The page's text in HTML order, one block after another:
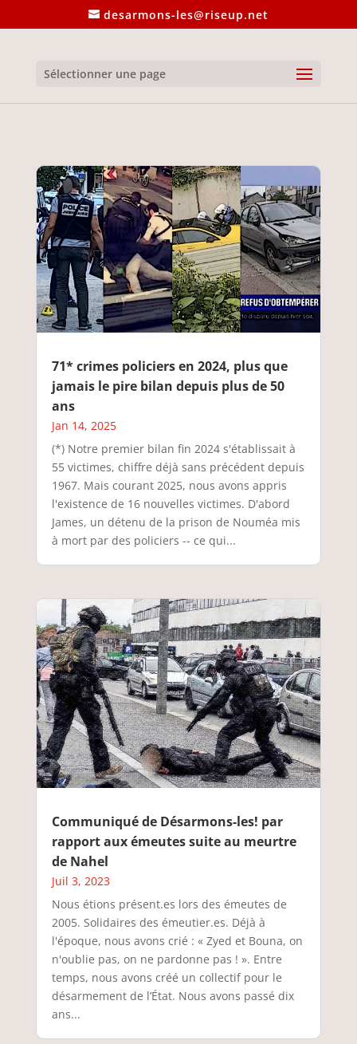
desarmons-les@riseup.net
Sélectionner une page
71* crimes policiers en 2024, plus que
jamais le pire bilan depuis plus de 50
ans
Jan 14, 2025
(*) Notre premier bilan fin 2024 s'établissait à
55 victimes, chiffre déjà sans précédent depuis
1967. Mais courant 2025, nous avons appris
l'existence de 16 nouvelles victimes. D'abord
James, un détenu de la prison de Nouméa mis
à mort par des policiers -- ce qui...
Communiqué de Désarmons-les! par
rapport aux émeutes suite au meurtre
de Nahel
Juil 3, 2023
Nous étions présent.es lors des émeutes de
2005. Solidaires des émeutier.es. Déjà à
l'époque, nous avons crié : « Zyed et Bouna, on
n'oublie pas, on ne pardonne pas ! ». Entre
temps, nous avons créé un collectif pour le
désarmement de l’État. Nous avons passé dix
ans...